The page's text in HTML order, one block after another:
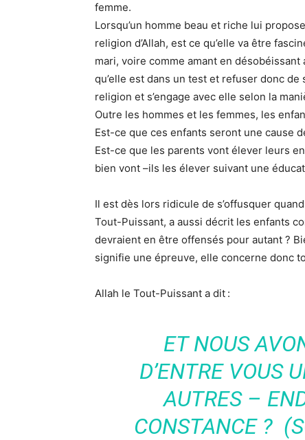
femme.
Lorsqu’un homme beau et riche lui
religion d’Allah, est ce qu’elle va être
mari, voire comme amant en
qu’elle est dans un test et refuser donc de
religion et s’engage avec elle selon la
Outre les hommes et les femmes, les
Est-ce que ces enfants seront une cause
Est-ce que les parents vont élever leurs
bien vont –ils les élever suivant une
Il est dès lors ridicule de s’offusquer
Tout-Puissant, a aussi décrit les enfants
devraient en être offensés pour autant ?
signifie une épreuve, elle concerne donc
Allah le Tout-Puissant a dit :
ET NOUS
D’ENTRE VOUS
AUTRES –
CONSTANCE ?